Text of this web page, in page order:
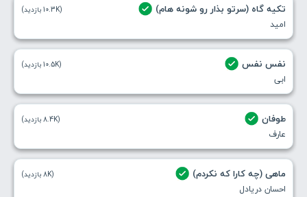
تکیه گاه (سرتو بذار رو شونه هام)
امید
(10.3K بازدید)
نفس نفس
ابی
(10.5K بازدید)
طوفان
عارف
(8.4K بازدید)
ماهی (چه کارا که نکردم)
احسان دریادل
(8K بازدید)